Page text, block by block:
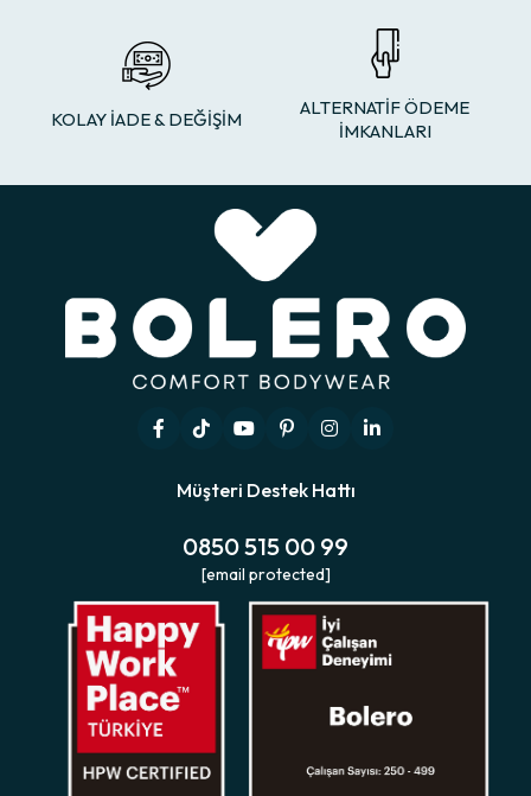
KOLAY İADE & DEĞİŞİM
ALTERNATİF ÖDEME
İMKANLARI
Müşteri Destek Hattı
0850 515 00 99
[email protected]